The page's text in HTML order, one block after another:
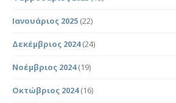
Ιανουάριος 2025 (22)
Δεκέμβριος 2024(24)
Νοέμβριος 2024(19)
Οκτώβριος 2024(16)